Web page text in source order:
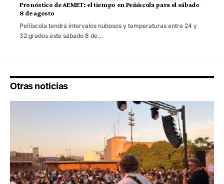
Pronóstico de AEMET: el tiempo en Peñíscola para el sábado
8 de agosto
Peñíscola tendrá intervalos nubosos y temperaturas entre 24 y
32 grados este sábado 8 de…
Otras noticias